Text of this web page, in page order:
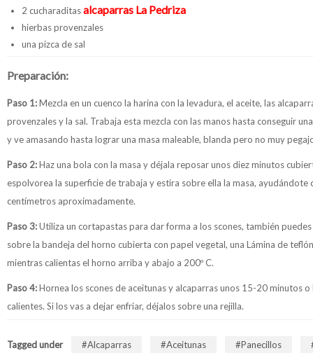
2 cucharaditasalcaparras La Pedriza
hierbas provenzales
una pizca de sal
Preparación:
Paso 1:Mezcla en un cuenco la harina con la levadura, el aceite, las
provenzales y la sal. Trabaja esta mezcla con las manos hasta conseguir
y ve amasando hasta lograr una masa maleable, blanda pero no muy
Paso 2:Haz una bola con la masa y déjala reposar unos diez minutos
espolvorea la superficie de trabaja y estira sobre ella la masa,
centímetros aproximadamente.
Paso 3:Utiliza un cortapastas para dar forma a los scones, también
sobre la bandeja del horno cubierta con papel vegetal, una Lámina de
mientras calientas el horno arriba y abajo a 200º C.
Paso 4:Hornea los scones de aceitunas y alcaparras unos 15-20 minutos
calientes. Si los vas a dejar enfriar, déjalos sobre una rejilla.
Tagged under Alcaparras Aceitunas Panecillos